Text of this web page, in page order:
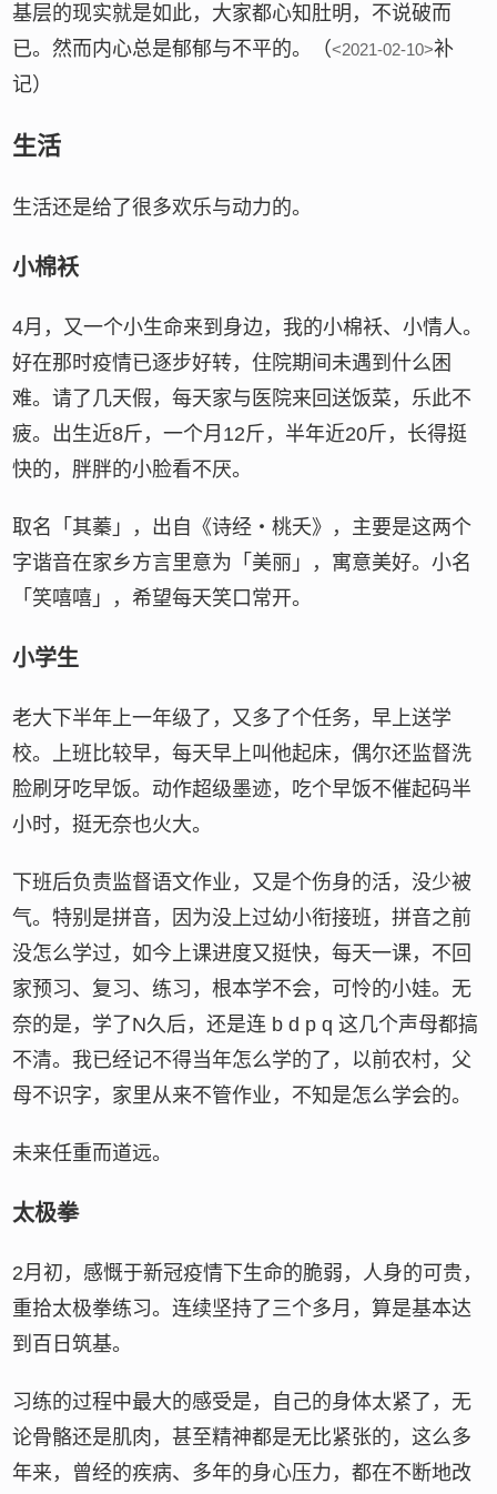
基层的现实就是如此，大家都心知肚明，不说破而
已。然而内心总是郁郁与不平的。（<2021-02-10>补
记）
生活
生活还是给了很多欢乐与动力的。
小棉袄
4月，又一个小生命来到身边，我的小棉袄、小情人。
好在那时疫情已逐步好转，住院期间未遇到什么困
难。请了几天假，每天家与医院来回送饭菜，乐此不
疲。出生近8斤，一个月12斤，半年近20斤，长得挺
快的，胖胖的小脸看不厌。
取名「其蓁」，出自《诗经・桃夭》，主要是这两个
字谐音在家乡方言里意为「美丽」，寓意美好。小名
「笑嘻嘻」，希望每天笑口常开。
小学生
老大下半年上一年级了，又多了个任务，早上送学
校。上班比较早，每天早上叫他起床，偶尔还监督洗
脸刷牙吃早饭。动作超级墨迹，吃个早饭不催起码半
小时，挺无奈也火大。
下班后负责监督语文作业，又是个伤身的活，没少被
气。特别是拼音，因为没上过幼小衔接班，拼音之前
没怎么学过，如今上课进度又挺快，每天一课，不回
家预习、复习、练习，根本学不会，可怜的小娃。无
奈的是，学了N久后，还是连 b d p q 这几个声母都搞
不清。我已经记不得当年怎么学的了，以前农村，父
母不识字，家里从来不管作业，不知是怎么学会的。
未来任重而道远。
太极拳
2月初，感慨于新冠疫情下生命的脆弱，人身的可贵，
重拾太极拳练习。连续坚持了三个多月，算是基本达
到百日筑基。
习练的过程中最大的感受是，自己的身体太紧了，无
论骨骼还是肌肉，甚至精神都是无比紧张的，这么多
年来，曾经的疾病、多年的身心压力，都在不断地改